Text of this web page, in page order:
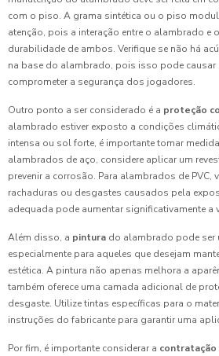
com o piso. A grama sintética ou o piso
atenção, pois a interação entre o alambrado e
durabilidade de ambos. Verifique se não há
na base do alambrado, pois isso pode
comprometer a segurança dos jogadores.
Outro ponto a ser considerado é a proteção
alambrado estiver exposto a condições
intensa ou sol forte, é importante tomar
alambrados de aço, considere aplicar um
prevenir a corrosão. Para alambrados de PVC,
rachaduras ou desgastes causados pela
adequada pode aumentar significativamente
Além disso, a pintura do alambrado pode ser
especialmente para aqueles que desejam
estética. A pintura não apenas melhora a
também oferece uma camada adicional de
desgaste. Utilize tintas específicas para o
instruções do fabricante para garantir uma
Por fim, é importante considerar a